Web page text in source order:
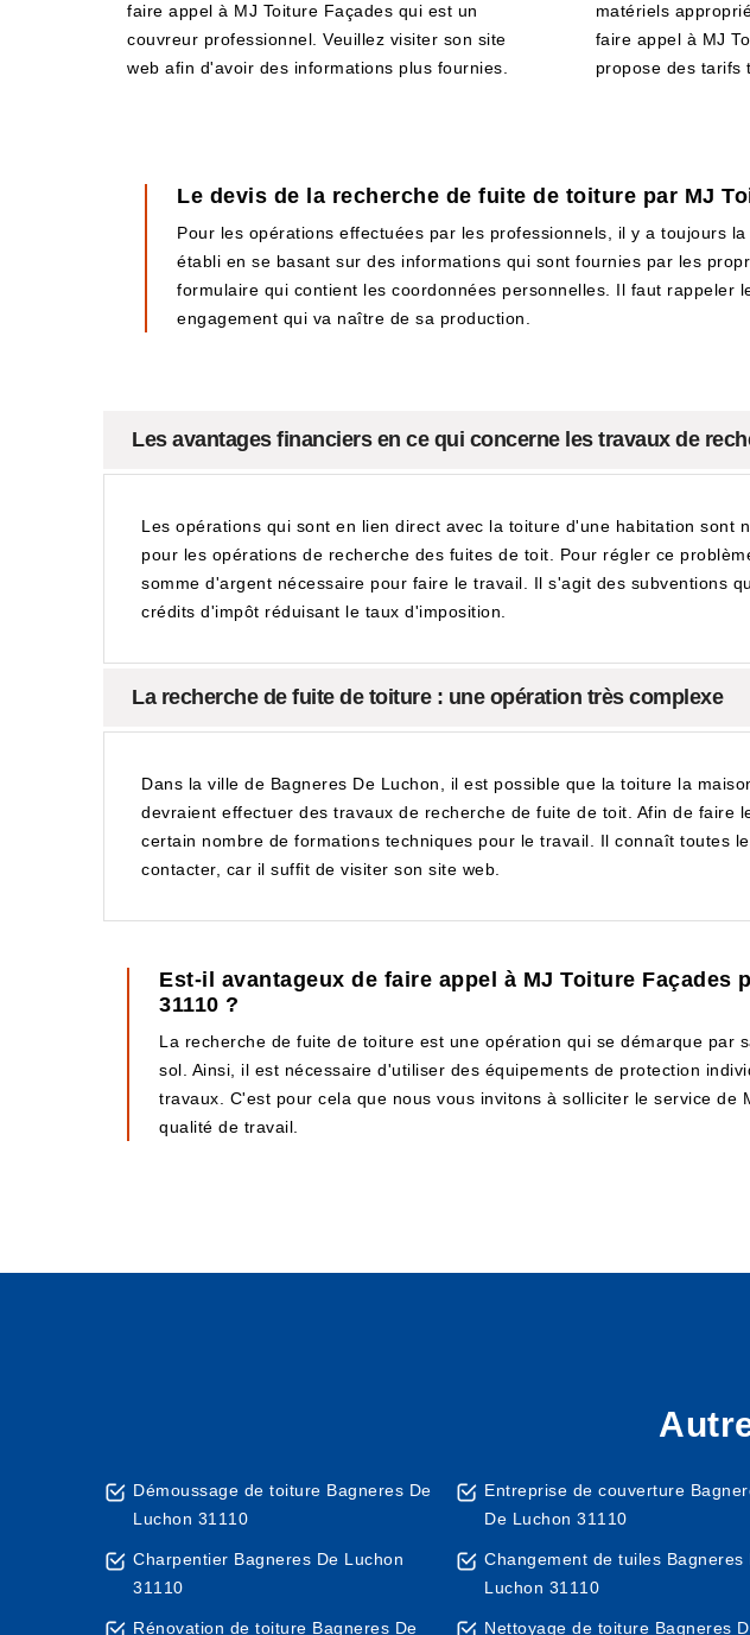
faire appel à MJ Toiture Façades qui est un
couvreur professionnel. Veuillez visiter son site
web afin d'avoir des informations plus fournies.
matériels
faire appel à MJ
propose des tarifs
Le devis de la recherche de fuite de toiture par MJ
Pour les opérations effectuées par les professionnels, il y a toujours
établi en se basant sur des informations qui sont fournies par les
formulaire qui contient les coordonnées personnelles. Il faut
engagement qui va naître de sa production.
Les avantages financiers en ce qui concerne les travaux de
Les opérations qui sont en lien direct avec la toiture d'une habitation
pour les opérations de recherche des fuites de toit. Pour régler ce
somme d'argent nécessaire pour faire le travail. Il s'agit des subventions
crédits d'impôt réduisant le taux d'imposition.
La recherche de fuite de toiture : une opération très complexe
Dans la ville de Bagneres De Luchon, il est possible que la toiture la
devraient effectuer des travaux de recherche de fuite de toit. Afin de
certain nombre de formations techniques pour le travail. Il connaît toutes
contacter, car il suffit de visiter son site web.
Est-il avantageux de faire appel à MJ Toiture
31110 ?
La recherche de fuite de toiture est une opération qui se démarque
sol. Ainsi, il est nécessaire d'utiliser des équipements de protection
travaux. C'est pour cela que nous vous invitons à solliciter le service
qualité de travail.
Démoussage de toiture Bagneres De
Luchon 31110
Charpentier Bagneres De Luchon
31110
Rénovation de toiture Bagneres De
Entreprise de couverture
De Luchon 31110
Changement de tuiles Bagneres
Luchon 31110
Nettoyage de toiture Bagneres